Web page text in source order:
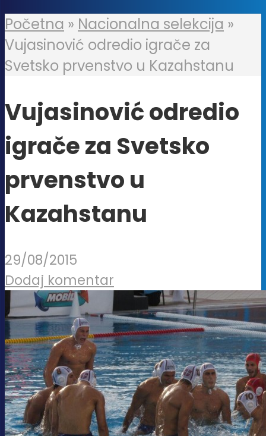
Početna » Nacionalna selekcija »
Vujasinović odredio igrače za
Svetsko prvenstvo u Kazahstanu
Vujasinović odredio
igrače za Svetsko
prvenstvo u
Kazahstanu
29/08/2015
Dodaj komentar